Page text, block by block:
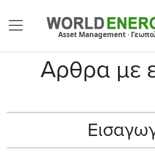
Asset Management ·
Αρθρα με